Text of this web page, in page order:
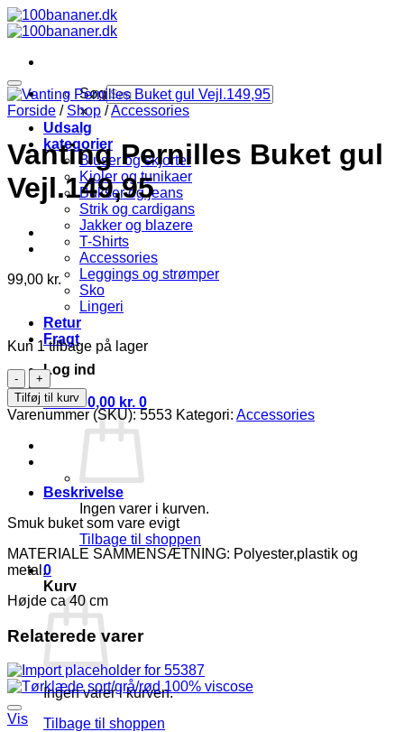
Fortsæt
til
Søg
×
Udsalg
kategorier
Bluser og skjorter
Kjoler og tunikaer
Bukser og jeans
Strik og cardigans
Jakker og blazere
T-Shirts
Accessories
Leggings og strømper
Sko
Lingeri
Retur
Fragt
Log ind
Kurv /0,00 kr. 0
Ingen varer i kurven.
Tilbage til shoppen
0
Kurv
Ingen varer i kurven.
Tilbage til shoppen
Forside / Shop /Accessories
Vanting Pernilles Buket gul
Vejl.149,95
99,00 kr.
Kun 1 tilbage på lager
Vanting
Pernilles
Buket
gul
Vejl.149,95
antal
Tilføj til kurv
Varenummer (SKU): 5553 Kategori: Accessories
Beskrivelse
Smuk buket som vare evigt
MATERIALE SAMMENSÆTNING: Polyester,plastik og
metal.
Højde ca 40 cm
Relaterede varer
Vis